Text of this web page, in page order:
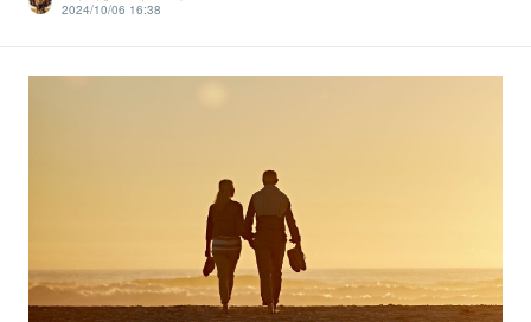
2024/10/06 16:38